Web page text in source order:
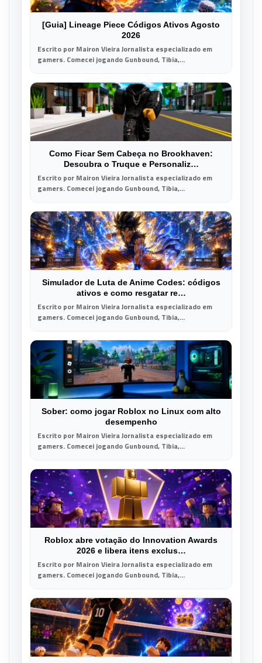
[Guia] Lineage Piece Códigos Ativos Agosto
2026
Escrito por Mairon Vieira Jornalista especializado em
gamers. Comecei jogando Gunbound, Tibia,...
Como Ficar Sem Cabeça no Brookhaven:
Descubra o Truque e Personaliz…
Escrito por Mairon Vieira Jornalista especializado em
gamers. Comecei jogando Gunbound, Tibia,...
Simulador de Luta de Anime Codes: códigos
ativos e como resgatar re…
Escrito por Mairon Vieira Jornalista especializado em
gamers. Comecei jogando Gunbound, Tibia,...
Sober: como jogar Roblox no Linux com alto
desempenho
Escrito por Mairon Vieira Jornalista especializado em
gamers. Comecei jogando Gunbound, Tibia,...
Roblox abre votação do Innovation Awards
2026 e libera itens exclus…
Escrito por Mairon Vieira Jornalista especializado em
gamers. Comecei jogando Gunbound, Tibia,...